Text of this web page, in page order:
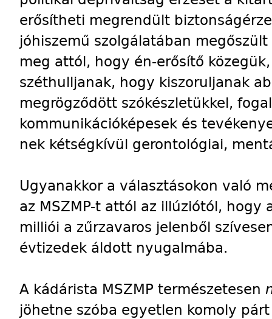
erősítheti megrendült
jóhiszemű szolgálatában
meg attól, hogy én-erősítő
széthulljanak, hogy kiszoruljanak
megrögződött szókészletükkel,
kommunikációképesek és
nek kétségkívül gerontológiai,
Ugyanakkor a választásokon való
az MSZMP-t attól az illúziótól, hogy
milliói a zűrzavaros jelenből
évtizedek áldott nyugalmába.
A kádárista MSZMP természetesen
jöhetne szóba egyetlen komoly